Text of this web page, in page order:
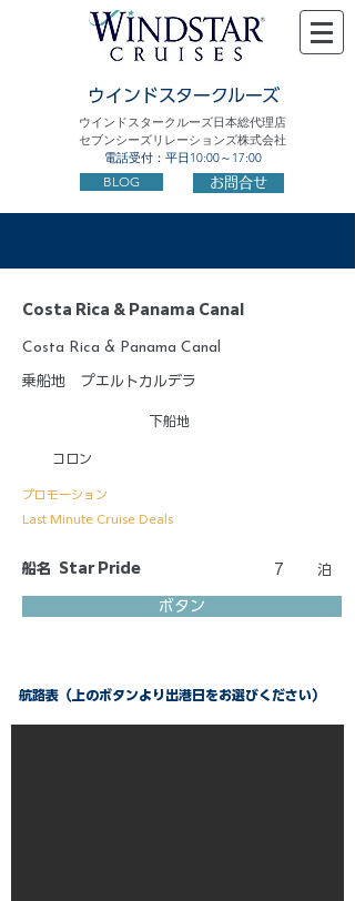
ウインドスタークルーズ
ウインドスタークルーズ日本総代理店
セブンシーズリレーションズ株式会社
電話受付：平日10:00～17:00
BLOG お問合せ
Costa Rica & Panama Canal
Costa Rica & Panama Canal
乗船地 プエルトカルデラ
下船地
コロン
プロモーション
Last Minute Cruise Deals
船名 Star Pride 7 泊
ボタン
航路表（上のボタンより出港日をお選びください）